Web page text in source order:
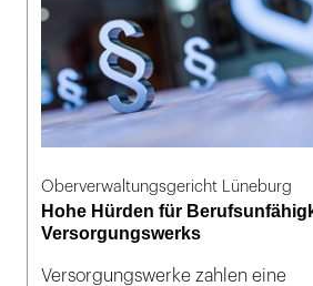
Oberverwaltungsgericht Lüneburg
Hohe Hürden für
Versorgungswerks
Versorgungswerke zahlen eine